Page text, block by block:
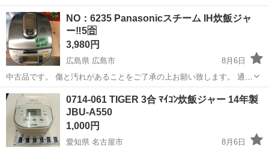
で必要な配管やボイラーの製缶作業(溶接・切断・架台等の製作)業務に
当社工場内であたっていただきます。 工場は大阪府吹田市芳野町。御
堂筋線の江坂駅からの徒歩圏内にあります...
アルバイト・パート
NO：6235 Panasonicスチーム IH炊飯ジャ
ー‼️5🈴
3,980円
広島県 広島市
8月6日
中古品です。 傷と汚れがあることをご了承の上お願い致します。 通電
確認済 店頭にも同時販売しているため、無くなる可能性があることを
ご了承の上よろしくお願いいたします。 横川激安リサイクルセンター
横川町1丁目4-37...
広島 広島市 炊飯ジャー
0714-061 TIGER 3合 ﾏｲｺﾝ炊飯ジャー 14年製
JBU-A550
1,000円
愛知県 名古屋市
8月6日